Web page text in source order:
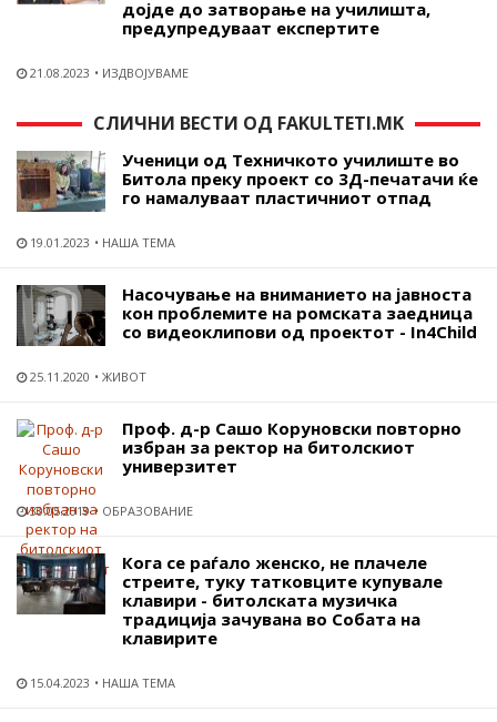
дојде до затворање на училишта,
предупредуваат експертите
21.08.2023 ИЗДВОЈУВАМЕ
СЛИЧНИ ВЕСТИ ОД FAKULTETI.MK
Ученици од Техничкото училиште во
Битола преку проект со 3Д-печатачи ќе
го намалуваат пластичниот отпад
19.01.2023 НАША ТЕМА
Насочување на вниманието на јавноста
кон проблемите на ромската заедница
со видеоклипови од проектот - In4Child
25.11.2020 ЖИВОТ
Проф. д-р Сашо Коруновски повторно
избран за ректор на битолскиот
универзитет
30.05.2019 ОБРАЗОВАНИЕ
Кога се раѓало женско, не плачеле
стреите, туку татковците купувале
клавири - битолската музичка
традиција зачувана во Собата на
клавирите
15.04.2023 НАША ТЕМА